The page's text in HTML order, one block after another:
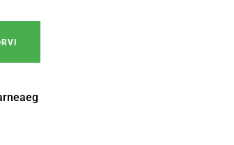
poleerimispasta liistutaastaja